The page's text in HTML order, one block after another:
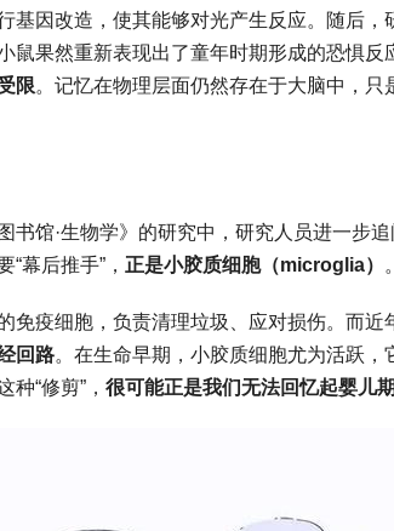
基因改造，使其能够对光产生反应。随后
鼠果然重新表现出了童年时期形成的恐惧反
限。记忆在物理层面仍然存在于大脑中，
书馆·生物学》的研究中，研究人员进一步
幕后推手”， 正是小胶质细胞（microglia） 。
免疫细胞，负责清理垃圾、应对损伤。而近
回路。在生命早期，小胶质细胞尤为活跃
“修剪”， 很可能正是我们无法回忆起婴儿